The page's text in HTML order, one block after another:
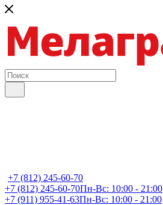
+7 (812) 245-60-70
+7 (812) 245-60-70Пн-Вс: 10:00 - 21:00
+7 (911) 955-41-63Пн-Вс: 10:00 - 21:00